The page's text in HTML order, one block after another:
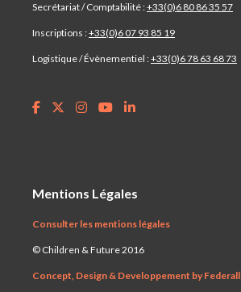
Secrétariat / Comptabilité :+33(0)6 80 86 35 57
Inscriptions :+33(0)6 07 93 85 19
Logistique / Évènementiel :+33(0)6 78 63 68 73
Mentions Légales
Consulter les mentions légales
© Children & Future 2016
Concept, Design & Developpement by Federall